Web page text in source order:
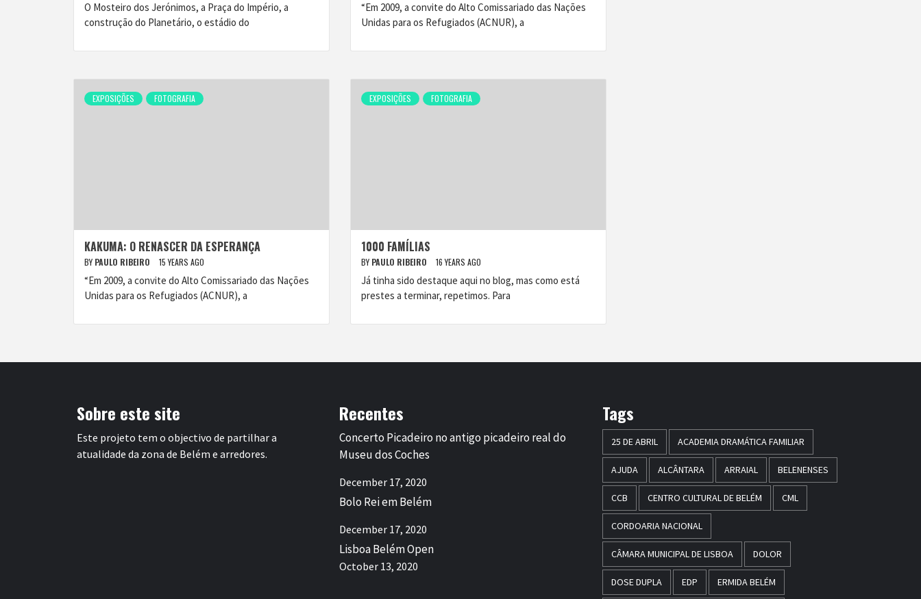
O Mosteiro dos Jerónimos, a Praça do Império, a
construção do Planetário, o estádio do
“Em 2009, a convite do Alto Comissariado das Nações
Unidas para os Refugiados (ACNUR), a
EXPOSIÇÕES FOTOGRAFIA
KAKUMA: O RENASCER DA ESPERANÇA
BY PAULO RIBEIRO 15 YEARS AGO
“Em 2009, a convite do Alto Comissariado das Nações
Unidas para os Refugiados (ACNUR), a
EXPOSIÇÕES FOTOGRAFIA
1000 FAMÍLIAS
BY PAULO RIBEIRO 16 YEARS AGO
Já tinha sido destaque aqui no blog, mas como está
prestes a terminar, repetimos. Para
Sobre este site
Este projeto tem o objectivo de partilhar a
atualidade da zona de Belém e arredores.
Recentes
Concerto Picadeiro no antigo picadeiro real do
Museu dos Coches
December 17, 2020
Bolo Rei em Belém
December 17, 2020
Lisboa Belém Open
October 13, 2020
Tags
25 DE ABRIL ACADEMIA DRAMÁTICA FAMILIAR
AJUDA ALCÂNTARA ARRAIAL BELENENSES
CCB CENTRO CULTURAL DE BELÉM CML
CORDOARIA NACIONAL
CÂMARA MUNICIPAL DE LISBOA DOLOR
DOSE DUPLA EDP ERMIDA BELÉM